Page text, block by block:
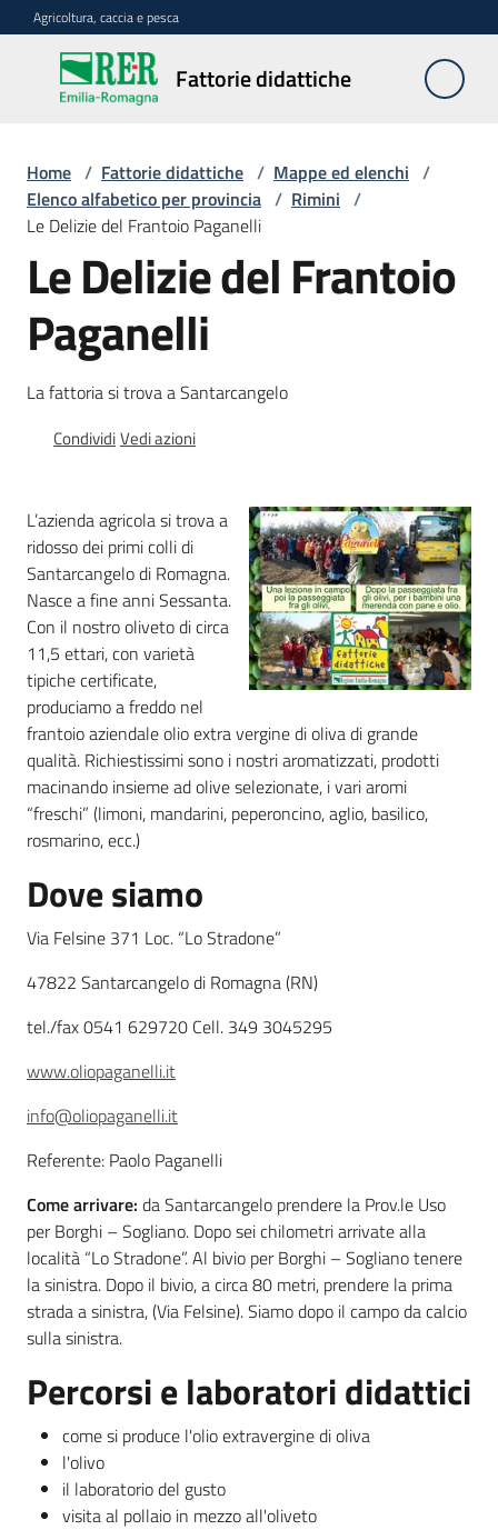
Vai al contenuto
Vai alla navigazione
Vai al footer
Agricoltura, caccia e pesca
Fattorie didattiche
Fattorie
didattiche
Trova
sulla
Menu selezionato
Requisiti
necessari
Corsi
Agricoltura
in
cifre
Agricoltura,
caccia e
pesca
Argomenti
Novità
Servizi
Leggi atti bandi
Piani programmi
Home / Fattorie didattiche / Mappe ed elenchi /
Elenco alfabetico per provincia / Rimini /
Le Delizie del Frantoio Paganelli
Le Delizie del Frantoio
Paganelli
La fattoria si trova a Santarcangelo
CondividiVedi azioni
L’azienda agricola si trova a
ridosso dei primi colli di
Santarcangelo di Romagna.
Nasce a fine anni Sessanta.
Con il nostro oliveto di circa
11,5 ettari, con varietà
tipiche certificate,
produciamo a freddo nel
frantoio aziendale olio extra vergine di oliva di grande
qualità. Richiestissimi sono i nostri aromatizzati, prodotti
macinando insieme ad olive selezionate, i vari aromi
“freschi” (limoni, mandarini, peperoncino, aglio, basilico,
rosmarino, ecc.)
Dove siamo
Via Felsine 371 Loc. “Lo Stradone”
47822 Santarcangelo di Romagna (RN)
tel./fax 0541 629720 Cell. 349 3045295
www.oliopaganelli.it
info@oliopaganelli.it
Referente: Paolo Paganelli
Come arrivare: da Santarcangelo prendere la Prov.le Uso
per Borghi – Sogliano. Dopo sei chilometri arrivate alla
località “Lo Stradone”. Al bivio per Borghi – Sogliano tenere
la sinistra. Dopo il bivio, a circa 80 metri, prendere la prima
strada a sinistra, (Via Felsine). Siamo dopo il campo da calcio
sulla sinistra.
Percorsi e laboratori didattici
come si produce l'olio extravergine di oliva
l'olivo
il laboratorio del gusto
visita al pollaio in mezzo all'oliveto